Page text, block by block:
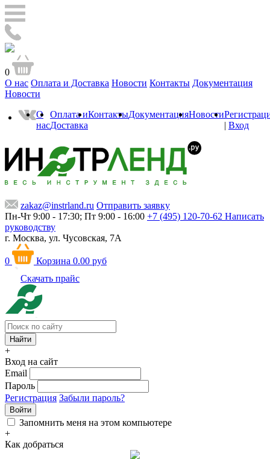
0
О нас Оплата и Доставка Новости Контакты Документация
Новости
О
нас
Оплата и
Доставка
КонтактыДокументацияНовости
| Вход
zakaz@instrland.ru Отправить заявку
Пн-Чт 9:00 - 17:30; Пт 9:00 - 16:00 +7 (495) 120-70-62 Написать
руководству
г. Москва, ул. Чусовская, 7А
0 Корзина 0.00 руб
Скачать прайс
+
Вход на сайт
Email
Пароль
Регистрация Забыли пароль?
Войти
Запомнить меня на этом компьютере
+
Как добраться